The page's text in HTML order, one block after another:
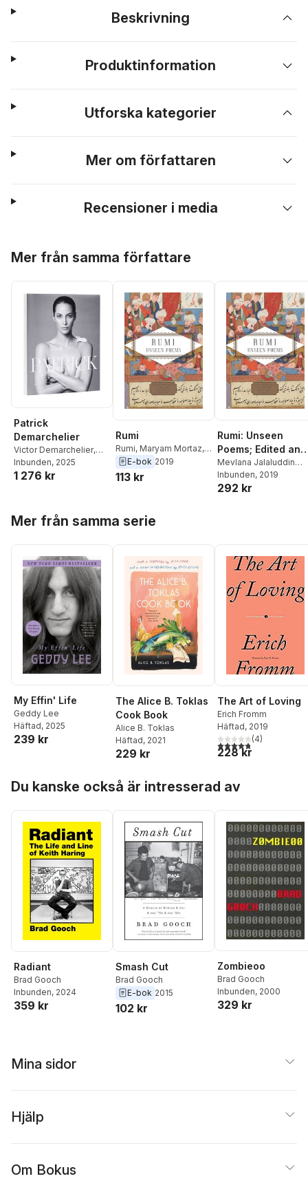
Beskrivning
Produktinformation
Utforska kategorier
Mer om författaren
Recensioner i media
Mer från samma författare
Patrick
Demarchelier
Victor Demarchelier,
Brad Gooch
Inbunden, 2025
1 276 kr
Rumi
Rumi, Maryam Mortaz,
Brad Gooch
E-bok 2019
113 kr
Rumi: Unseen
Poems; Edited and
Translated by
Gooch and
Mortaz
Mevlana Jalaluddin
Rumi,Brad Gooch
Maryam Mortaz
Inbunden, 2019
292 kr
Mer från samma serie
My Effin' Life
Geddy Lee
Häftad, 2025
239 kr
The Alice B. Toklas
Cook Book
Alice B. Toklas
Häftad, 2021
229 kr
The Art of Loving
Erich Fromm
Häftad, 2019
4,8utav 5 stjärnor.
(4)
228 kr
Du kanske också är intresserad av
Radiant
Brad Gooch
Inbunden, 2024
359 kr
Smash Cut
Brad Gooch
E-bok 2015
102 kr
Zombieoo
Brad Gooch
Inbunden, 2000
329 kr
Mina sidor
Hjälp
Om Bokus